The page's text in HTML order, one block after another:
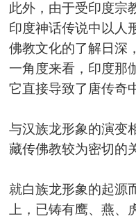
此外，由于受印度宗
印度神话传说中以人
佛教文化的了解日深
一角度来看，印度那
它直接导致了唐传奇
与汉族龙形象的演变
藏传佛教较为密切的
就白族龙形象的起源
上，已铸有鹰、燕